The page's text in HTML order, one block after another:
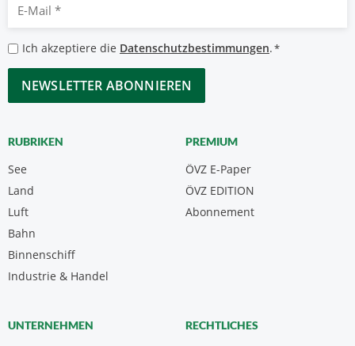
Mail
*
Datenschutzbestimmungen
*
Ich akzeptiere die Datenschutzbestimmungen.*
CAPTCHA
RUBRIKEN
See
Land
Luft
Bahn
Binnenschiff
Industrie & Handel
PREMIUM
ÖVZ E-Paper
Abonnement
ÖVZ EDITION
UNTERNEHMEN RECHTLICHES